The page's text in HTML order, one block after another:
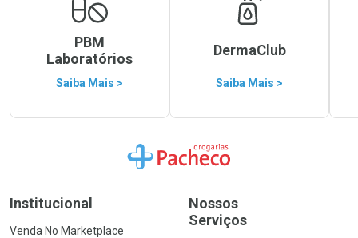
PBM
Laboratórios
Saiba Mais >
DermaClub
Saiba Mais >
Ir para a Home
Institucional
Venda No Marketplace
Nossos
Serviços